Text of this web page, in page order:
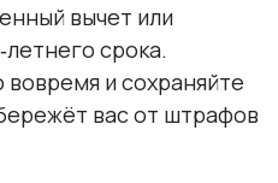
вычет или
срока.
и сохраняйте
вас от штрафов